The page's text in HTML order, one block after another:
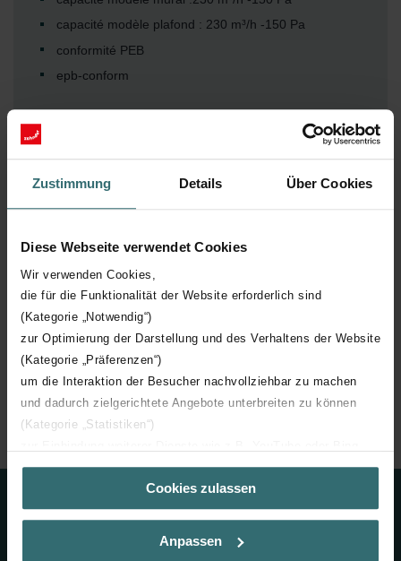
Zustimmung Details Über Cookies
Diese Webseite verwendet Cookies
Wir verwenden Cookies,
die für die Funktionalität der Website erforderlich sind
(Kategorie „Notwendig“)
zur Optimierung der Darstellung und des Verhaltens der Website
(Kategorie „Präferenzen“)
um die Interaktion der Besucher nachvollziehbar zu machen
und dadurch zielgerichtete Angebote unterbreiten zu können
(Kategorie „Statistiken“)
(Kategorie „Marketing“)
Über „Details zeigen“ bzw. die Datenschutzerklärung erhalten
Sie weitere Informationen. Durch die Auswahl der Kategorie
der Auswahl von „Statistiken“ willigen Sie ein, dass wir Ihren
Cookies zulassen
Anpassen
capacité modèle plafond : 230 m³/h -150 Pa
conformité PEB
epb-conform
Téléchargements
loading...
Accueil Ventilation
Système D
Zehnder ComfoAir Compact WM
Contact